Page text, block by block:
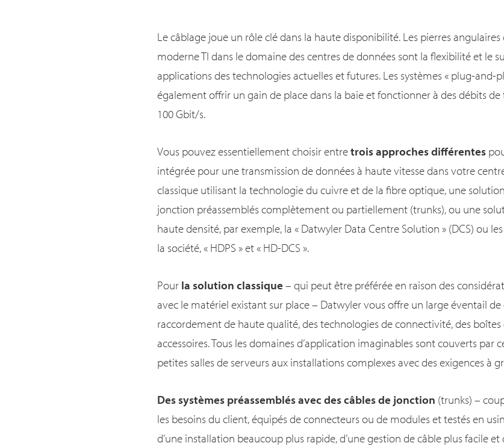
Le câblage joue un rôle clé dans la haute disponibilité. Les pierres angulaires
moderne TI dans le domaine des centres de données sont la flexibilité et le
applications des technologies actuelles et futures. Les systèmes « plug-and-
également offrir un gain de place dans la baie et fonctionner à des débits de
100 Gbit/s.
Vous pouvez essentiellement choisir entretrois approches différentes
intégrée pour une transmission de données à haute vitesse dans votre
classique utilisant la technologie du cuivre et de la fibre optique, une
jonction préassemblés complètement ou partiellement (trunks), ou une
haute densité, par exemple, la « Datwyler Data Centre Solution » (DCS) ou
la société, « HDPS » et « HD-DCS ».
Pour la solution classique– qui peut être préférée en raison des
avec le matériel existant sur place – Datwyler vous offre un large éventail
raccordement de haute qualité, des technologies de connectivité, des
accessoires. Tous les domaines d’application imaginables sont couverts par
petites salles de serveurs aux installations complexes avec des exigences à
Des systèmes préassemblés avec des câbles de jonction (trunks) –
les besoins du client, équipés de connecteurs ou de modules et testés en
d’une installation beaucoup plus rapide, d’une gestion de câble plus facile